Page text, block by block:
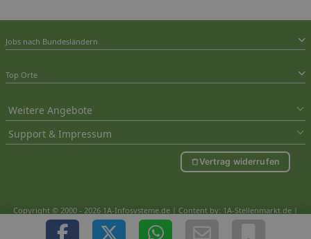
Jobs nach Bundesländern
Top Orte
Weitere Angebote
Support & Impressum
Vertrag widerrufen
Copyright © 2000 - 2026 1A-Infosysteme.de | Content by: 1A-Stellenmarkt.de |
06.08.2026| CFo: nur_Artikel|SEO_anpassung ( 1.390)